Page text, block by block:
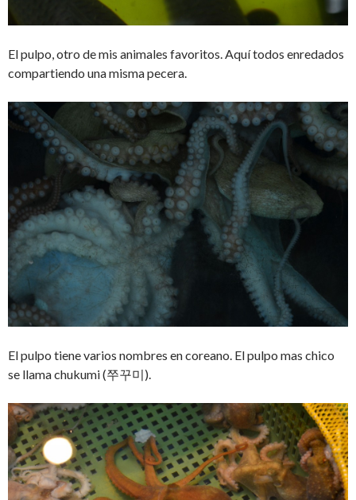
El pulpo, otro de mis animales favoritos. Aquí todos enredados
compartiendo una misma pecera.
El pulpo tiene varios nombres en coreano. El pulpo mas chico
se llama chukumi (쭈꾸미).